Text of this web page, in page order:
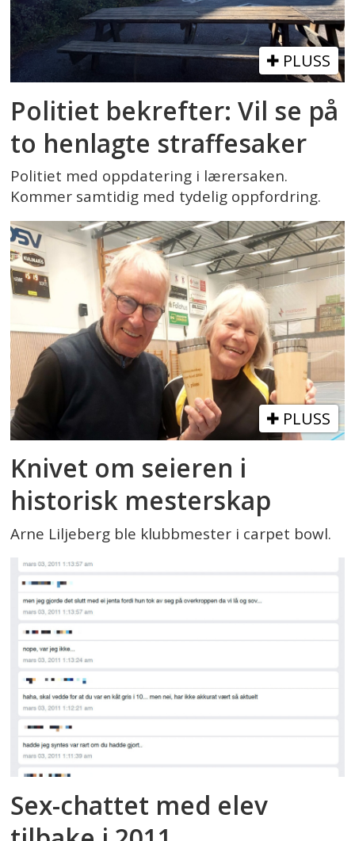
PLUSS
Politiet bekrefter: Vil se på
to henlagte straffesaker
Politiet med oppdatering i lærersaken.
Kommer samtidig med tydelig oppfordring.
PLUSS
Knivet om seieren i
historisk mesterskap
Arne Liljeberg ble klubbmester i carpet bowl.
Sex-chattet med elev